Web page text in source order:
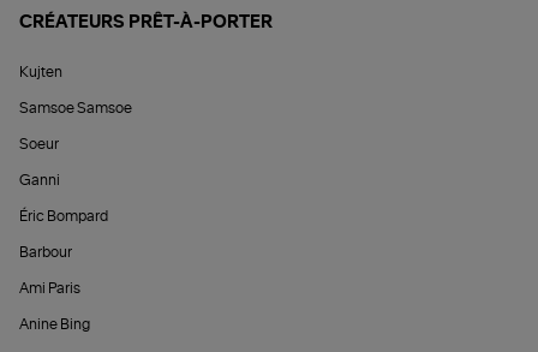
CRÉATEURS PRÊT-À-PORTER
Kujten
Samsoe Samsoe
Soeur
Ganni
Éric Bompard
Barbour
Ami Paris
Anine Bing